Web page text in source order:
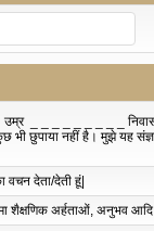
उम्र
छुपाया नहीं है। मुझे यह
देता/देती हूं|
शैक्षणिक अर्हताओं, अनुभव